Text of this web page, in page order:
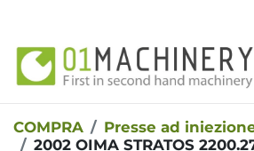
COMPRA Presse ad
2002 OIMA STRATOS